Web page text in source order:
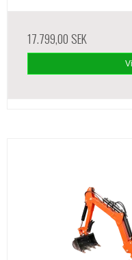
17.799,00 SEK